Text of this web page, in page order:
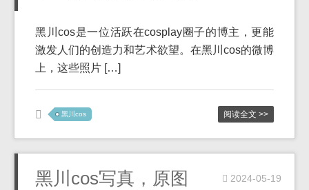
黑川cos是一位活跃在cosplay圈子的博主，更能
激发人们的创造力和艺术欲望。在黑川cos的微博
上，这些照片 […]
黑川cos 阅读全文 >>
黑川cos写真，原图
2024-05-19